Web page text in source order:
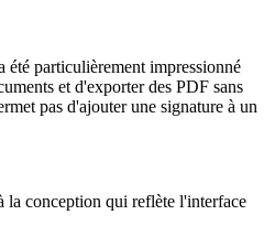
particulièrement impressionné
et d'exporter des PDF sans
pas d'ajouter une signature à un
la conception qui reflète l'interface